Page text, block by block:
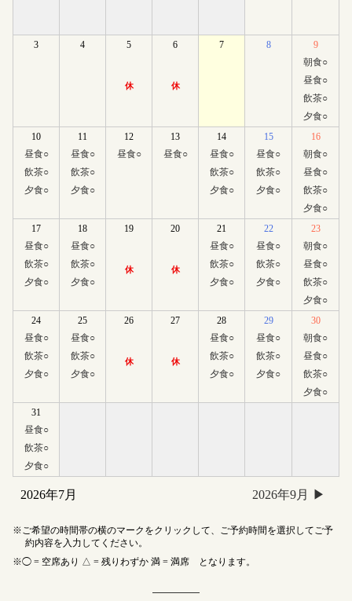
3 4 5
休
6
休
7 8
9
朝食○
昼食○
飲茶○
夕食○
10
昼食○
飲茶○
夕食○
11
昼食○
飲茶○
夕食○
12
昼食○
13
昼食○
14
昼食○
飲茶○
夕食○
15
昼食○
飲茶○
夕食○
16
朝食○
昼食○
飲茶○
夕食○
17
昼食○
飲茶○
夕食○
18
昼食○
飲茶○
夕食○
19
休
20
休
21
昼食○
飲茶○
夕食○
22
昼食○
飲茶○
夕食○
23
朝食○
昼食○
飲茶○
夕食○
24
昼食○
飲茶○
夕食○
25
昼食○
飲茶○
夕食○
26
休
27
休
28
昼食○
飲茶○
夕食○
29
昼食○
飲茶○
夕食○
30
朝食○
昼食○
飲茶○
夕食○
31
昼食○
飲茶○
夕食○
2026年7月 2026年9月
ご希望の時間帯の横のマークをクリックして、ご予約時間を選択してご予
約内容を入力してください。
◯ = 空席あり △ = 残りわずか 満 = 満席 となります。